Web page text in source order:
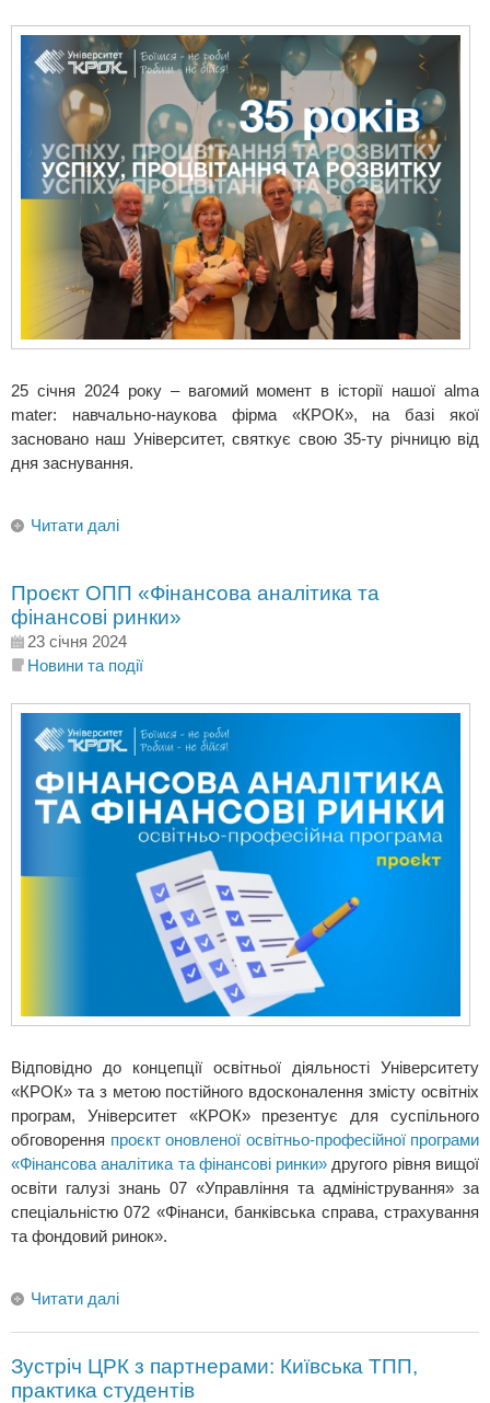
25 січня 2024 року – вагомий момент в історії нашої alma
mater: навчально-наукова фірма «КРОК», на базі якої
засновано наш Університет, святкує свою 35-ту річницю від
дня заснування.
Читати далі
Проєкт ОПП «Фінансова аналітика та
фінансові ринки»
23 січня 2024
Новини та події
Відповідно до концепції освітньої діяльності Університету
«КРОК» та з метою постійного вдосконалення змісту освітніх
програм, Університет «КРОК» презентує для суспільного
обговорення проєкт оновленої освітньо-професійної програми
«Фінансова аналітика та фінансові ринки» другого рівня вищої
освіти галузі знань 07 «Управління та адміністрування» за
спеціальністю 072 «Фінанси, банківська справа, страхування
та фондовий ринок».
Читати далі
Зустріч ЦРК з партнерами: Київська ТПП,
практика студентів